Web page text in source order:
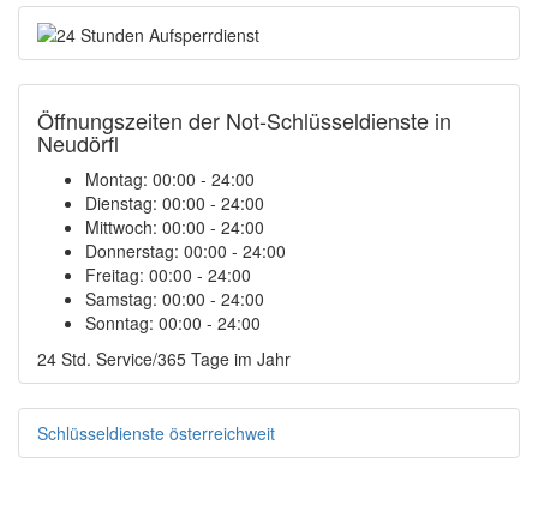
Öffnungszeiten der Not-Schlüsseldienste in
Neudörfl
Montag: 00:00 - 24:00
Dienstag: 00:00 - 24:00
Mittwoch: 00:00 - 24:00
Donnerstag: 00:00 - 24:00
Freitag: 00:00 - 24:00
Samstag: 00:00 - 24:00
Sonntag: 00:00 - 24:00
24 Std. Service/365 Tage im Jahr
Schlüsseldienste österreichweit